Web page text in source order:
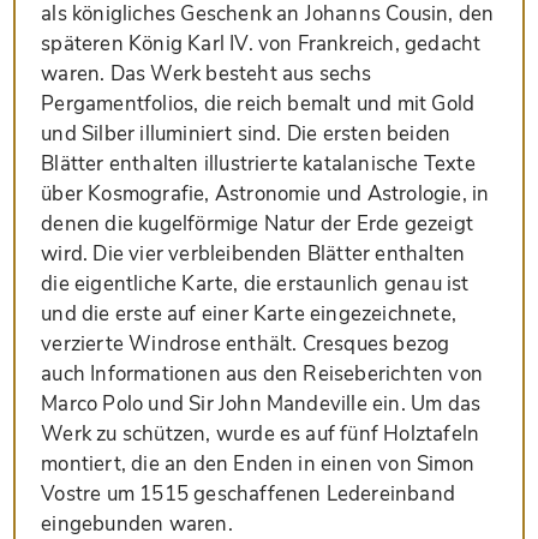
als königliches Geschenk an Johanns Cousin, den
späteren König Karl IV. von Frankreich, gedacht
waren. Das Werk besteht aus sechs
Pergamentfolios, die reich bemalt und mit Gold
und Silber illuminiert sind. Die ersten beiden
Blätter enthalten illustrierte katalanische Texte
über Kosmografie, Astronomie und Astrologie, in
denen die kugelförmige Natur der Erde gezeigt
wird. Die vier verbleibenden Blätter enthalten
die eigentliche Karte, die erstaunlich genau ist
und die erste auf einer Karte eingezeichnete,
verzierte Windrose enthält. Cresques bezog
auch Informationen aus den Reiseberichten von
Marco Polo und Sir John Mandeville ein. Um das
Werk zu schützen, wurde es auf fünf Holztafeln
montiert, die an den Enden in einen von Simon
Vostre um 1515 geschaffenen Ledereinband
eingebunden waren.